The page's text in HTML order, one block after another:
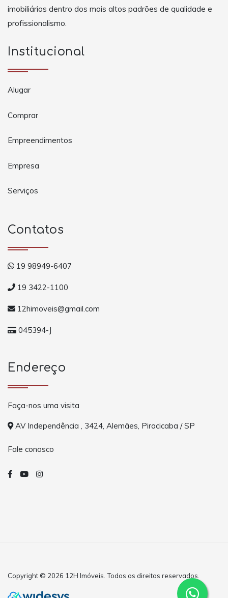
imobiliárias dentro dos mais altos padrões de qualidade e
profissionalismo.
Institucional
Alugar
Comprar
Empreendimentos
Empresa
Serviços
Contatos
19 98949-6407
19 3422-1100
12himoveis@gmail.com
045394-J
Endereço
Faça-nos uma visita
AV Independência , 3424, Alemães, Piracicaba / SP
Fale conosco
Copyright © 2026 12H Imóveis. Todos os direitos reservados.